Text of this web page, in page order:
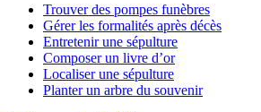
Trouver des pompes funèbres
Gérer les formalités après décès
Entretenir une sépulture
Composer un livre d’or
Localiser une sépulture
Planter un arbre du souvenir